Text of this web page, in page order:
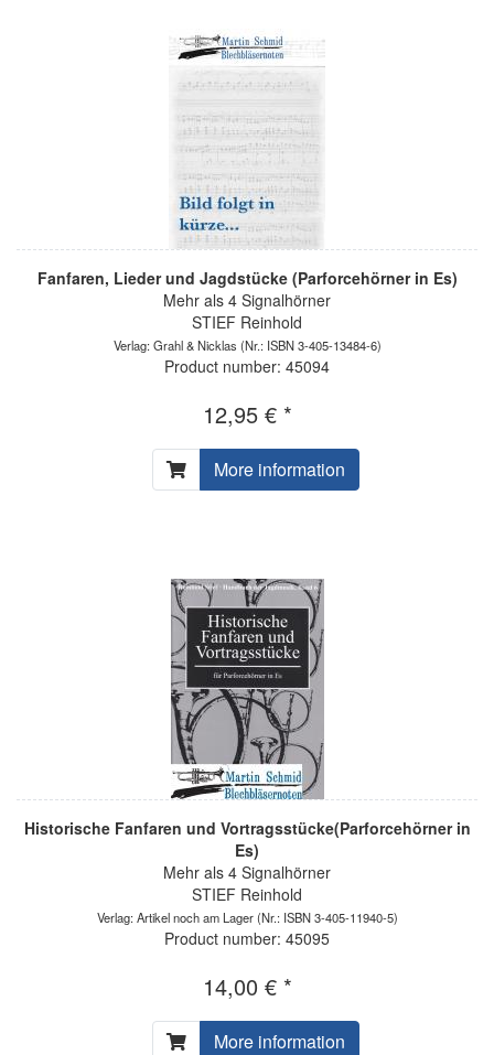
Fanfaren, Lieder und Jagdstücke (Parforcehörner in Es)
Mehr als 4 Signalhörner
STIEF Reinhold
Verlag: Grahl & Nicklas (Nr.: ISBN 3-405-13484-6)
Product number: 45094
12,95 € *
More information
Historische Fanfaren und Vortragsstücke(Parforcehörner in
Es)
Mehr als 4 Signalhörner
STIEF Reinhold
Verlag: Artikel noch am Lager(Nr.: ISBN 3-405-11940-5)
Product number: 45095
14,00 € *
More information